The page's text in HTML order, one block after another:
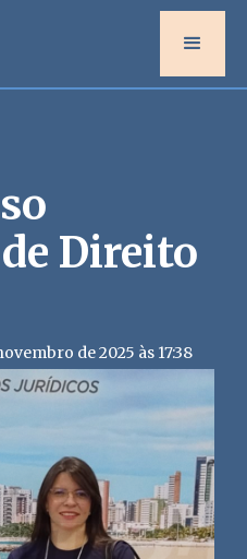
Direito
de 2025 às 17:38